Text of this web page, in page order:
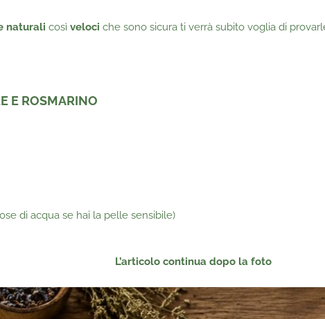
naturali così veloci che sono sicura ti verrà subito voglia di
E ROSMARINO
di acqua se hai la pelle sensibile)
L’articolo continua dopo la foto